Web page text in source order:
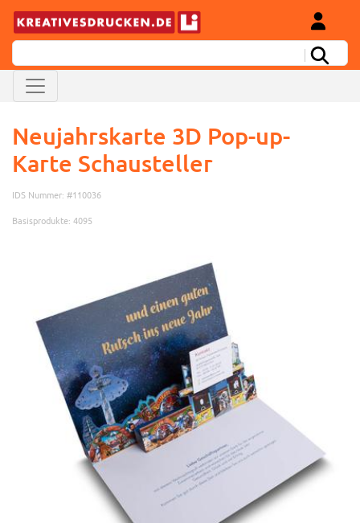
Neujahrskarte 3D Pop-up-
Karte Schausteller
IDS Nummer: #110036
Basisprodukte: 4095